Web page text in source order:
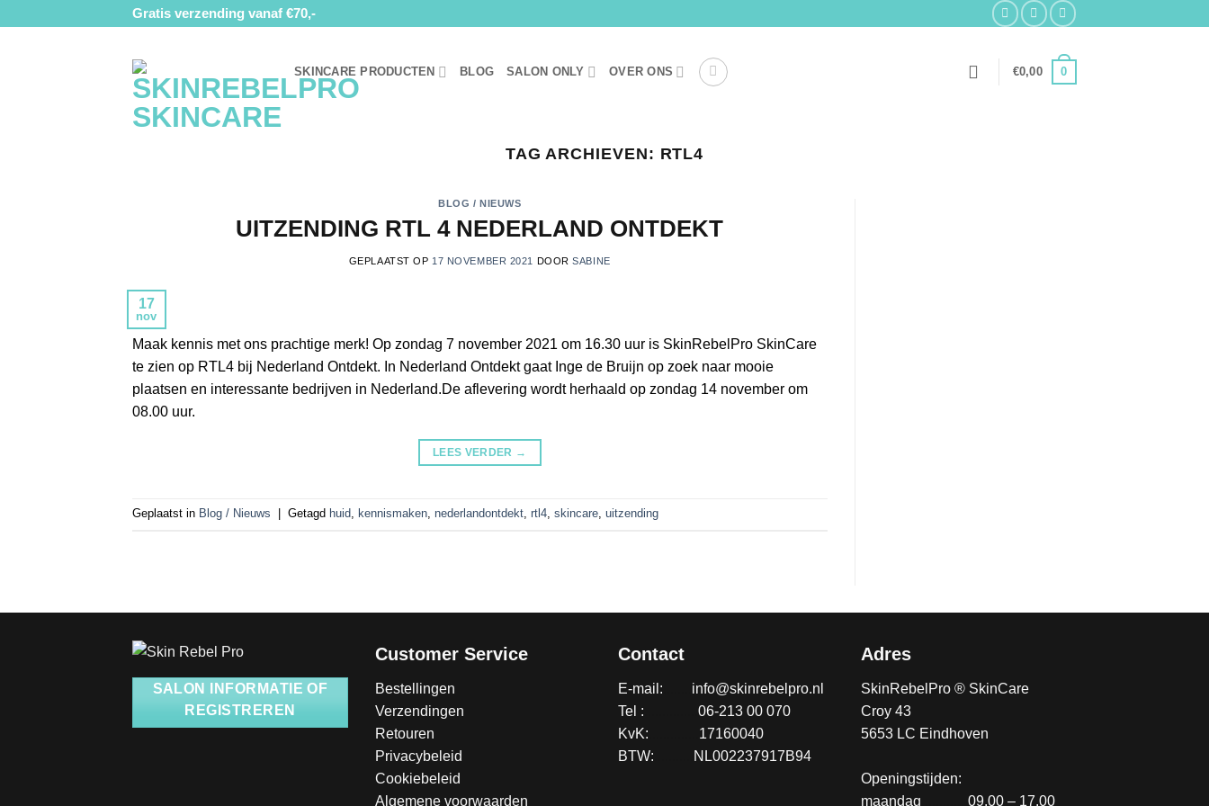
Gratis verzending vanaf €70,-
SKINCARE PRODUCTEN BLOG SALON ONLY OVER ONS €0,00 0
TAG ARCHIEVEN: RTL4
BLOG / NIEUWS
UITZENDING RTL 4 NEDERLAND ONTDEKT
GEPLAATST OP 17 NOVEMBER 2021 DOORSABINE
17
nov
Maak kennis met ons prachtige merk! Op zondag 7 november 2021 om 16.30 uur is SkinRebelPro SkinCare
te zien op RTL4 bij Nederland Ontdekt. In Nederland Ontdekt gaat Inge de Bruijn op zoek naar mooie
plaatsen en interessante bedrijven in Nederland.De aflevering wordt herhaald op zondag 14 november om
08.00 uur.
LEES VERDER →
Geplaatst in Blog / Nieuws Getagd huid kennismaken nederlandontdekt rtl4 skincare uitzending
SALON INFORMATIE OF
REGISTREREN
Customer Service
Bestellingen
Verzendingen
Retouren
Privacybeleid
Cookiebeleid
Algemene voorwaarden
Contact
E-mail:
info@skinrebelpro.nl
Tel :
06-213 00 070
KvK:
17160040
BTW:
NL002237917B94
Adres
SkinRebelPro ® SkinCare
Croy 43
5653 LC Eindhoven
Openingstijden:
maandag
09.00 – 17.00